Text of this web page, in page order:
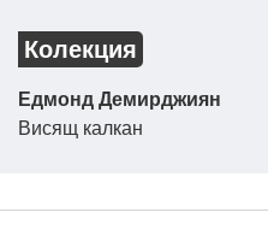
Колекция
Едмонд Демирджиян
Висящ калкан